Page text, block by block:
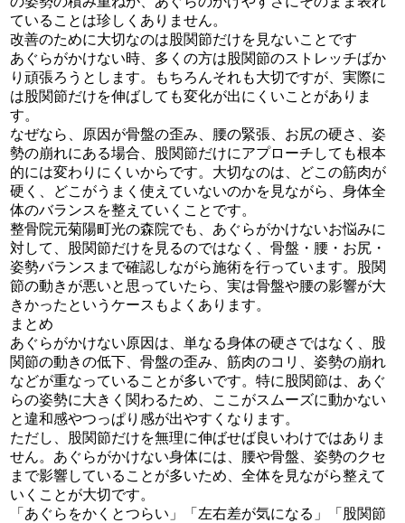
ていることは珍しくありません。
改善のために大切なのは股関節だけを見ないことです
あぐらがかけない時、多くの方は股関節のストレッチばか
り頑張ろうとします。もちろんそれも大切ですが、実際に
は股関節だけを伸ばしても変化が出にくいことがありま
す。
なぜなら、原因が骨盤の歪み、腰の緊張、お尻の硬さ、姿
勢の崩れにある場合、股関節だけにアプローチしても根本
的には変わりにくいからです。大切なのは、どこの筋肉が
硬く、どこがうまく使えていないのかを見ながら、身体全
体のバランスを整えていくことです。
整骨院元菊陽町光の森院でも、あぐらがかけないお悩みに
対して、股関節だけを見るのではなく、骨盤・腰・お尻・
姿勢バランスまで確認しながら施術を行っています。股関
節の動きが悪いと思っていたら、実は骨盤や腰の影響が大
きかったというケースもよくあります。
まとめ
あぐらがかけない原因は、単なる身体の硬さではなく、股
関節の動きの低下、骨盤の歪み、筋肉のコリ、姿勢の崩れ
などが重なっていることが多いです。特に股関節は、あぐ
らの姿勢に大きく関わるため、ここがスムーズに動かない
と違和感やつっぱり感が出やすくなります。
ただし、股関節だけを無理に伸ばせば良いわけではありま
せん。あぐらがかけない身体には、腰や骨盤、姿勢のクセ
まで影響していることが多いため、全体を見ながら整えて
いくことが大切です。
「あぐらをかくとつらい」「左右差が気になる」「股関節